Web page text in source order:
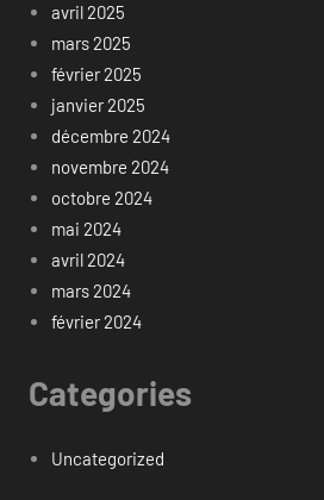
avril 2025
mars 2025
février 2025
janvier 2025
décembre 2024
novembre 2024
octobre 2024
mai 2024
avril 2024
mars 2024
février 2024
Categories
Uncategorized